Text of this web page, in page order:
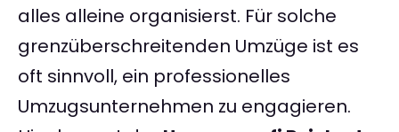
alles alleine organisierst. Für solche
grenzüberschreitenden Umzüge ist es
oft sinnvoll, ein professionelles
Umzugsunternehmen zu engagieren.